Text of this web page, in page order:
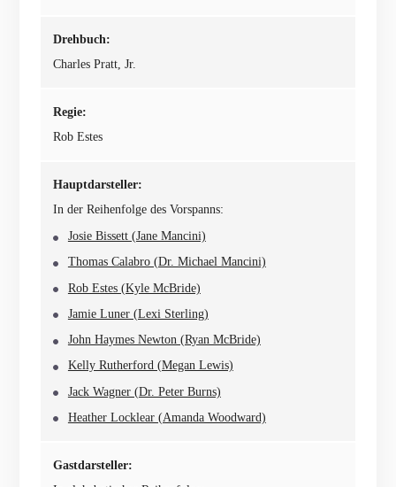
Drehbuch:
Charles Pratt, Jr.
Regie:
Rob Estes
Hauptdarsteller:
In der Reihenfolge des Vorspanns:
Josie Bissett (Jane Mancini)
Thomas Calabro (Dr. Michael Mancini)
Rob Estes (Kyle McBride)
Jamie Luner (Lexi Sterling)
John Haymes Newton (Ryan McBride)
Kelly Rutherford (Megan Lewis)
Jack Wagner (Dr. Peter Burns)
Heather Locklear (Amanda Woodward)
Gastdarsteller: